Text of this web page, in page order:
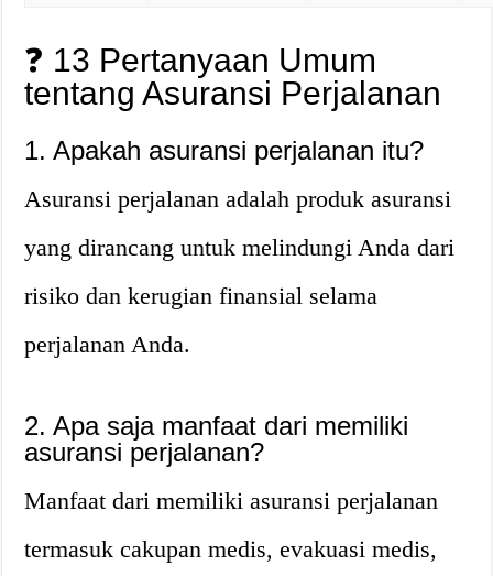
❓ 13 Pertanyaan Umum
tentang Asuransi Perjalanan
1. Apakah asuransi perjalanan itu?
Asuransi perjalanan adalah produk asuransi
yang dirancang untuk melindungi Anda dari
risiko dan kerugian finansial selama
perjalanan Anda.
2. Apa saja manfaat dari memiliki
asuransi perjalanan?
Manfaat dari memiliki asuransi perjalanan
termasuk cakupan medis, evakuasi medis,